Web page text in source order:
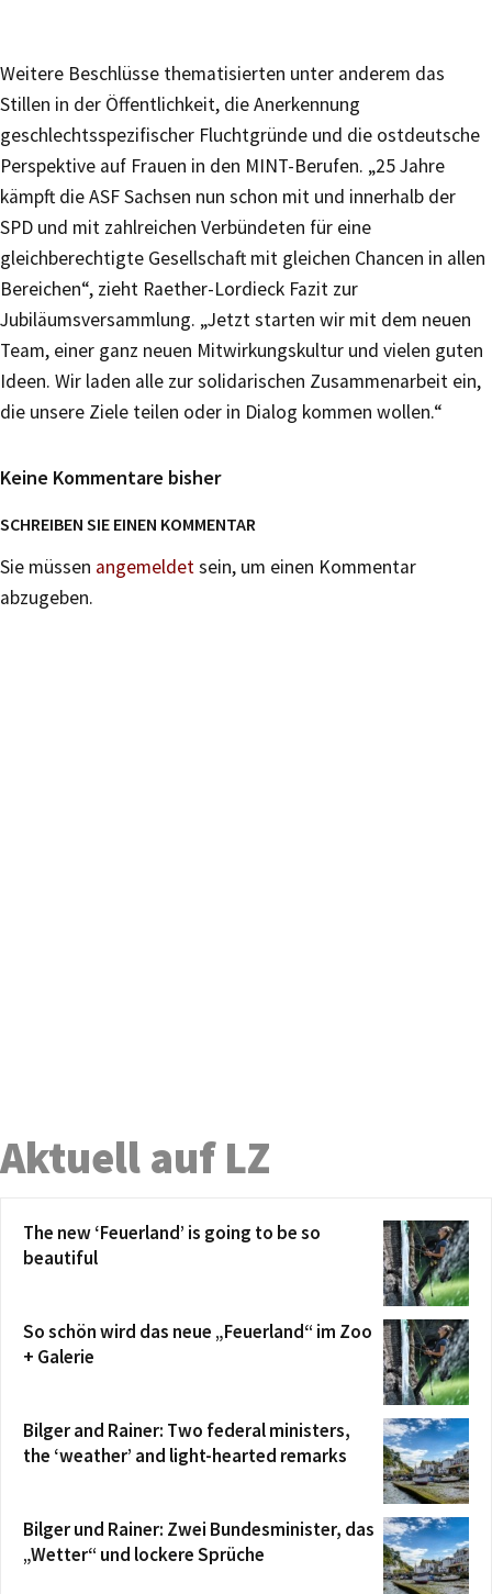
Weitere Beschlüsse thematisierten unter anderem das
Stillen in der Öffentlichkeit, die Anerkennung
geschlechtsspezifischer Fluchtgründe und die ostdeutsche
Perspektive auf Frauen in den MINT-Berufen. „25 Jahre
kämpft die ASF Sachsen nun schon mit und innerhalb der
SPD und mit zahlreichen Verbündeten für eine
gleichberechtigte Gesellschaft mit gleichen Chancen in allen
Bereichen“, zieht Raether-Lordieck Fazit zur
Jubiläumsversammlung. „Jetzt starten wir mit dem neuen
Team, einer ganz neuen Mitwirkungskultur und vielen guten
Ideen. Wir laden alle zur solidarischen Zusammenarbeit ein,
die unsere Ziele teilen oder in Dialog kommen wollen.“
Keine Kommentare bisher
SCHREIBEN SIE EINEN KOMMENTAR
Sie müssen angemeldetsein, um einen Kommentar
abzugeben.
Aktuell auf LZ
The new ‘Feuerland’ is going to be so
beautiful
So schön wird das neue „Feuerland“ im Zoo
+ Galerie
Bilger and Rainer: Two federal ministers,
the ‘weather’ and light-hearted remarks
Bilger und Rainer: Zwei Bundesminister, das
„Wetter“ und lockere Sprüche